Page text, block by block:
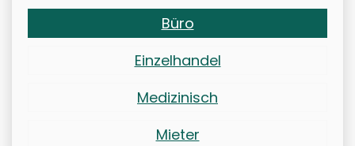
Büro
Einzelhandel
Medizinisch
Mieter